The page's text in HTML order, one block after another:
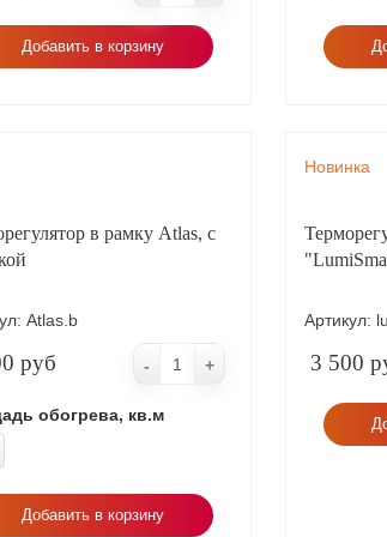
системы и подбор терморегулятора
т. к он защищает от перегрева за счет
Добавить в корзину
в рамку Atlas, с
Atlas.b
руб
обогрева, кв.м
- +
Добавить в корзину
Новинка
Артикул:
3 500